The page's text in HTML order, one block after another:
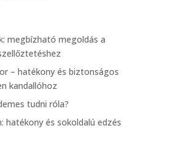
megbízható megoldás a
– hatékony és biztonságos
kandallóhoz
tudni róla?
hatékony és sokoldalú edzés